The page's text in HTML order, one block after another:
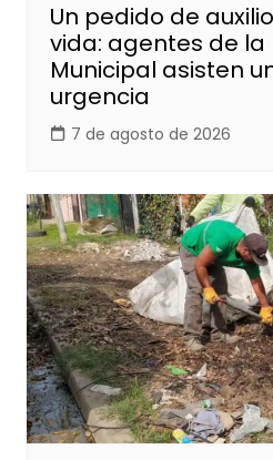
Un pedido de
vida: agentes de la
Municipal asisten
urgencia
7 de agosto de 2026